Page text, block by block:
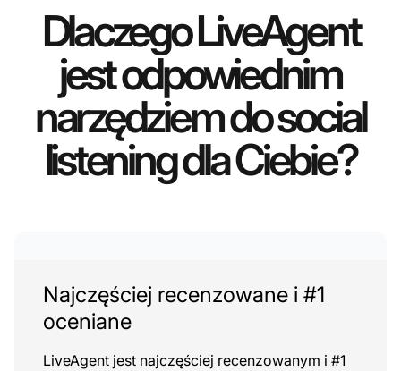
Dlaczego LiveAgent
jest odpowiednim
narzędziem do social
listening dla Ciebie?
Najczęściej recenzowane i #1
oceniane
LiveAgent jest najczęściej recenzowanym i #1